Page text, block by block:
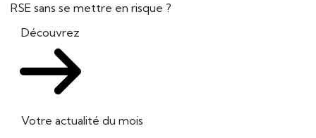
RSE sans se mettre en risque ?
Découvrez
Votre actualité du mois